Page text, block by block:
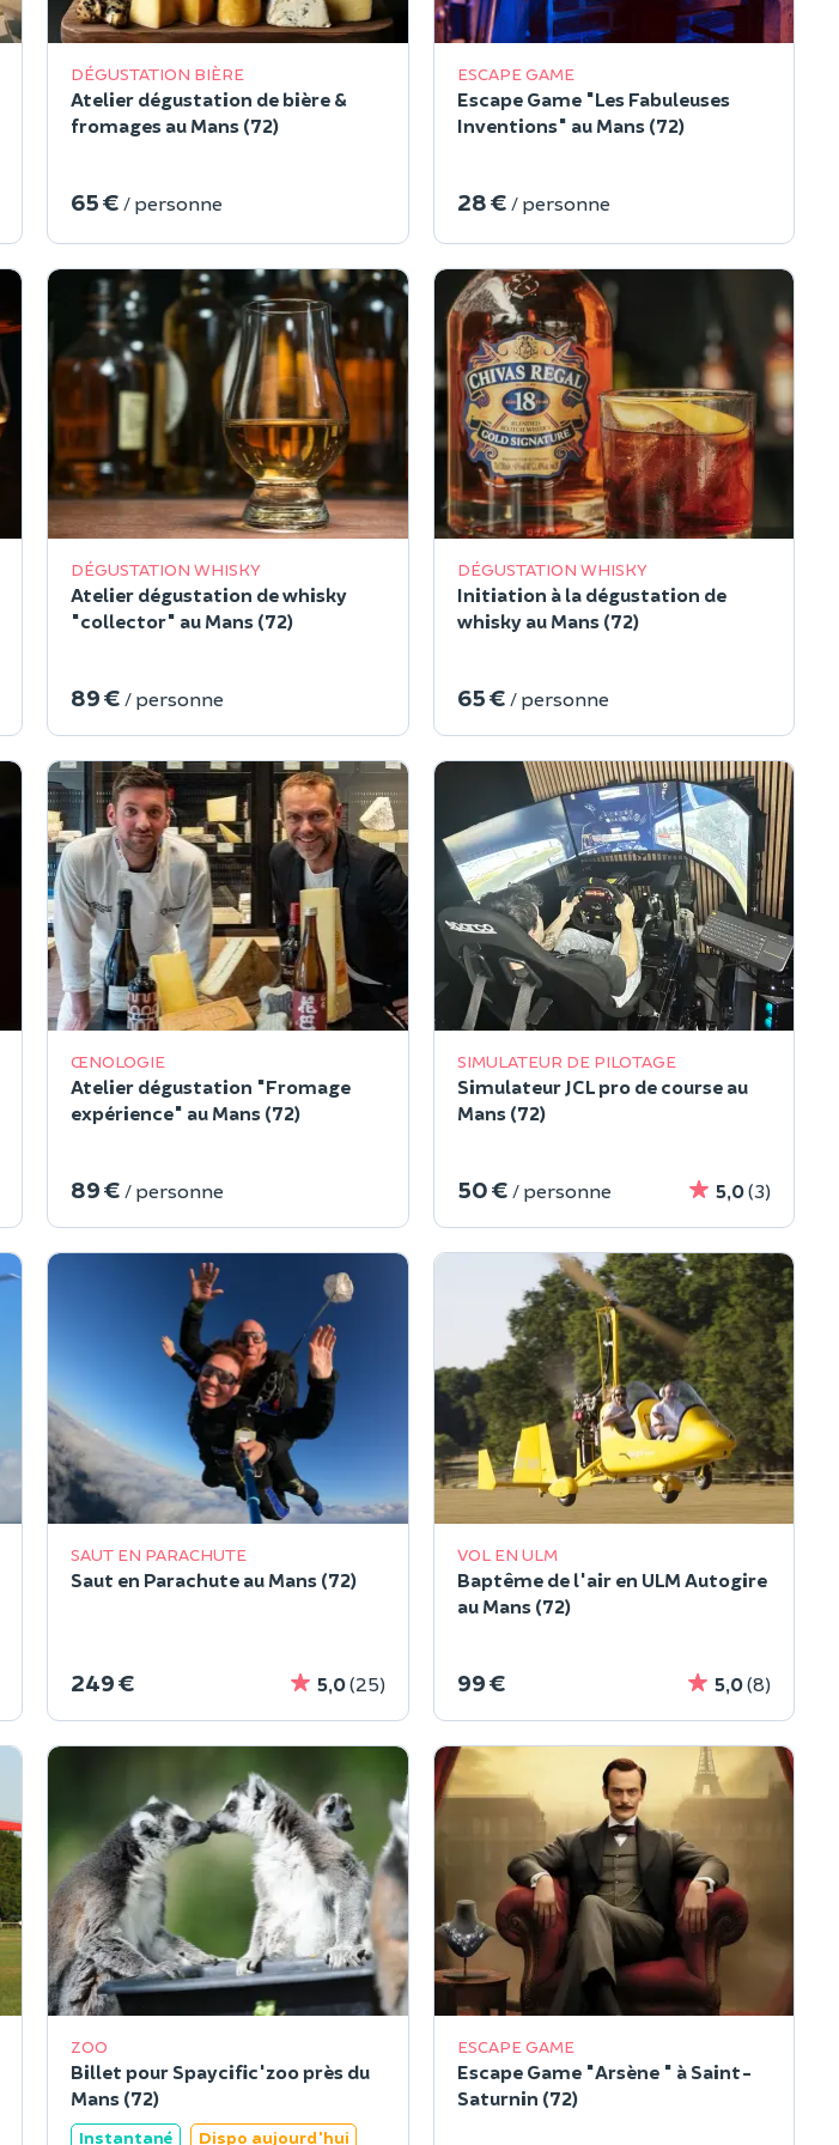
DÉGUSTATION BIÈRE
Atelier dégustation de bière &
fromages au Mans (72)
65 € / personne
ESCAPE GAME
Escape Game "Les Fabuleuses
Inventions" au Mans (72)
28 € / personne
DÉGUSTATION WHISKY
Atelier dégustation de whisky
"collector" au Mans (72)
89 € / personne
DÉGUSTATION WHISKY
Initiation à la dégustation de
whisky au Mans (72)
65 € / personne
ŒNOLOGIE
Atelier dégustation "Fromage
expérience" au Mans (72)
89 € / personne
SIMULATEUR DE PILOTAGE
Simulateur JCL pro de course au
Mans (72)
50 € / personne 5,0(3)
SAUT EN PARACHUTE
Saut en Parachute au Mans (72)
249 € 5,0(25)
VOL EN ULM
Baptême de l'air en ULM Autogire
au Mans (72)
99 € 5,0(8)
ZOO
Billet pour Spaycific'zoo près du
Mans (72)
Instantané Dispo aujourd'hui
ESCAPE GAME
Escape Game "Arsène " à Saint-
Saturnin (72)